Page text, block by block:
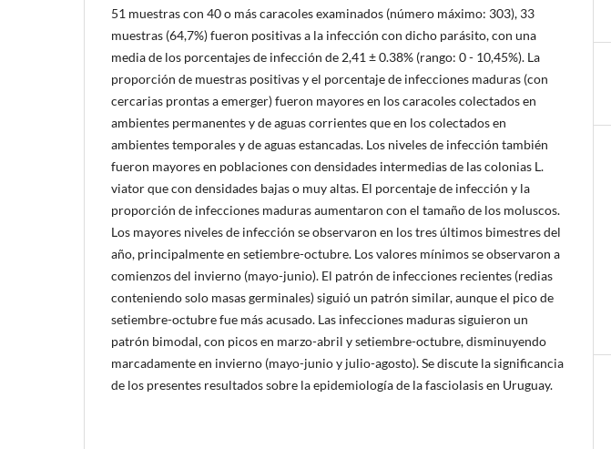
51 muestras con 40 o más caracoles examinados (número máximo: 303), 33
muestras (64,7%) fueron positivas a la infección con dicho parásito, con una
media de los porcentajes de infección de 2,41 ± 0.38% (rango: 0 - 10,45%). La
proporción de muestras positivas y el porcentaje de infecciones maduras (con
cercarias prontas a emerger) fueron mayores en los caracoles colectados en
ambientes permanentes y de aguas corrientes que en los colectados en
ambientes temporales y de aguas estancadas. Los niveles de infección también
fueron mayores en poblaciones con densidades intermedias de las colonias L.
viator que con densidades bajas o muy altas. El porcentaje de infección y la
proporción de infecciones maduras aumentaron con el tamaño de los moluscos.
Los mayores niveles de infección se observaron en los tres últimos bimestres del
año, principalmente en setiembre-octubre. Los valores mínimos se observaron a
comienzos del invierno (mayo-junio). El patrón de infecciones recientes (redias
conteniendo solo masas germinales) siguió un patrón similar, aunque el pico de
setiembre-octubre fue más acusado. Las infecciones maduras siguieron un
patrón bimodal, con picos en marzo-abril y setiembre-octubre, disminuyendo
marcadamente en invierno (mayo-junio y julio-agosto). Se discute la significancia
de los presentes resultados sobre la epidemiología de la fasciolasis en Uruguay.